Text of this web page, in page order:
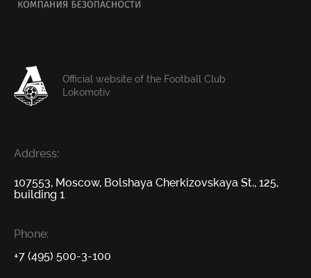
Official website of the Football Club
Lokomotiv
Address:
107553, Moscow, Bolshaya Cherkizovskaya St., 125,
building 1
Phone:
+7 (495) 500-3-100